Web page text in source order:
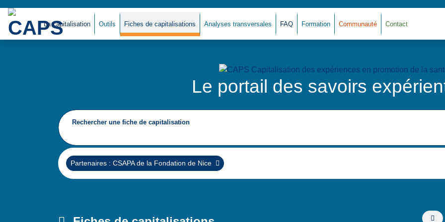
La capitalisation Outils Fiches de capitalisations Analyses transversales FAQ Formation Communauté Contact
Le portail des savoirs
Rechercher une fiche de capitalisation
Supprimer
Partenaires : CSAPA de la Fondation de Nice